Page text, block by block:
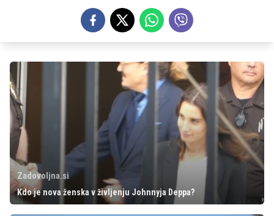
Zadovoljna.si
Kdo je nova ženska v življenju Johnnyja Deppa?